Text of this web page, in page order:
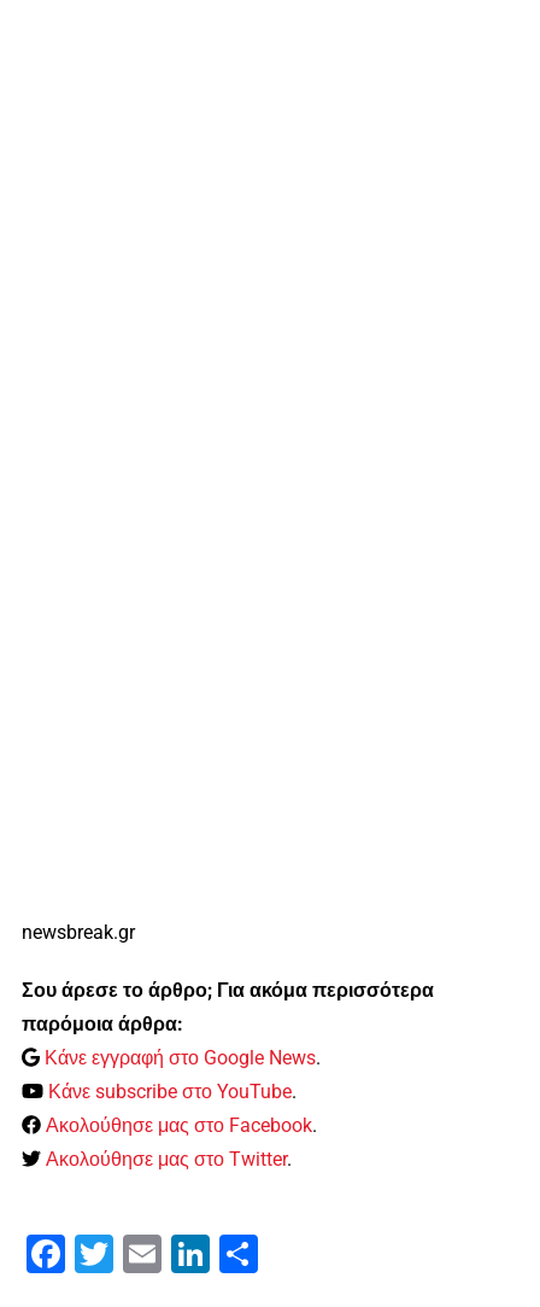
newsbreak.gr
Σου άρεσε το άρθρο; Για ακόμα περισσότερα
παρόμοια άρθρα:
Κάνε εγγραφή στο Google News.
Κάνε subscribe στο YouTube.
Ακολούθησε μας στο Facebook.
Ακολούθησε μας στο Twitter.
Facebook
Twitter Email LinkedIn